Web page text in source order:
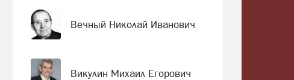
Вечный Николай Иванович
Викулин Михаил Егорович